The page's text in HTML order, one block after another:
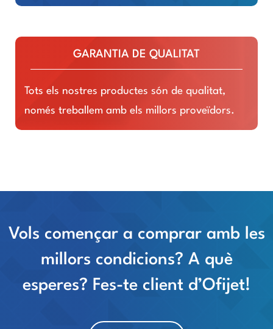
GARANTIA DE QUALITAT
Tots els nostres productes són de qualitat,
només treballem amb els millors proveïdors.
Vols començar a comprar amb les
millors condicions? A què
esperes? Fes-te client d’Ofijet!